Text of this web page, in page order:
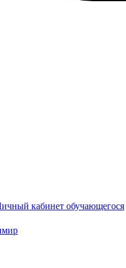
кабинет обучающегося